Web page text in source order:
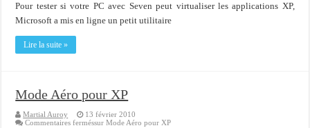
Pour tester si votre PC avec Seven peut virtualiser les applications XP,
Microsoft a mis en ligne un petit utilitaire
Lire la suite »
Mode Aéro pour XP
Martial Auroy
13 février 2010
Commentaires ferméssur Mode Aéro pour XP